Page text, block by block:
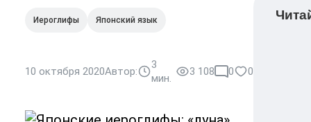
Иероглифы Японский язык
10 октября 2020Автор:
3
мин.
3 108 0 0